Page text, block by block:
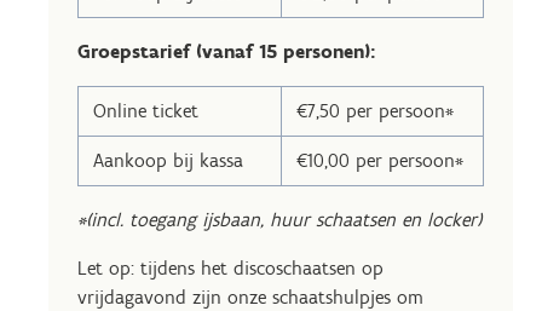
Groepstarief (vanaf 15 personen):
Online ticket €7,50 per persoon*
Aankoop bij kassa €10,00 per persoon*
*(incl. toegang ijsbaan, huur schaatsen en locker)
Let op: tijdens het discoschaatsen op
vrijdagavond zijn onze schaatshulpjes om